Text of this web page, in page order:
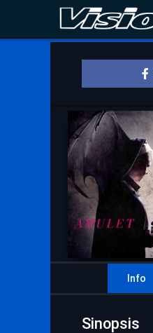
Info
Sinopsis